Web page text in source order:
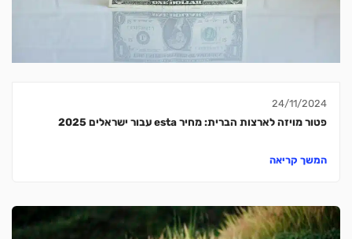
24/11/2024
פטור מויזה לארצות הברית: מחיר esta עבור ישראלים 2025
המשך קריאה